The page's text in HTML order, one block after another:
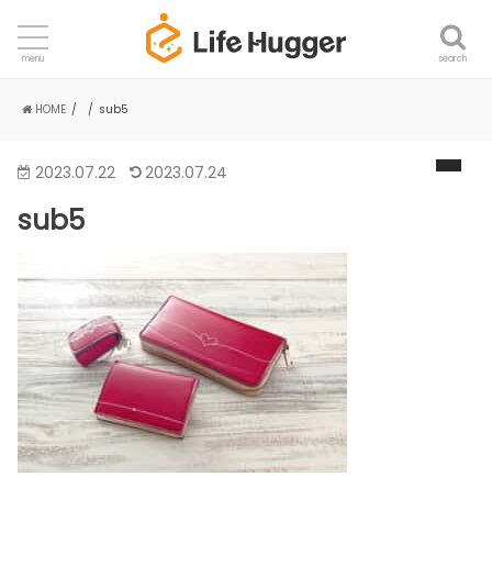
search
menu
HOME sub5
2023.07.22 2023.07.24
sub5